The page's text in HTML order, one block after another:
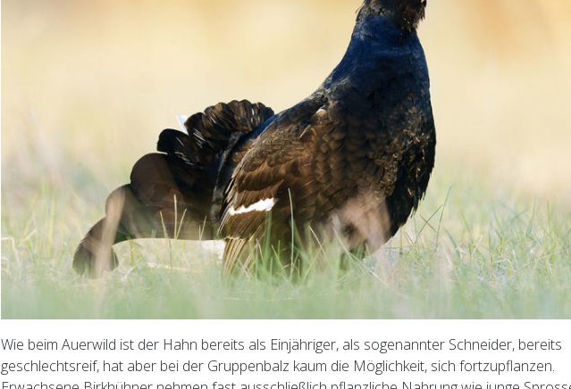
Wie beim Auerwild ist der Hahn bereits als Einjähriger, als sogenannter Schneider, bereits
geschlechtsreif, hat aber bei der Gruppenbalz kaum die Möglichkeit, sich fortzupflanzen.